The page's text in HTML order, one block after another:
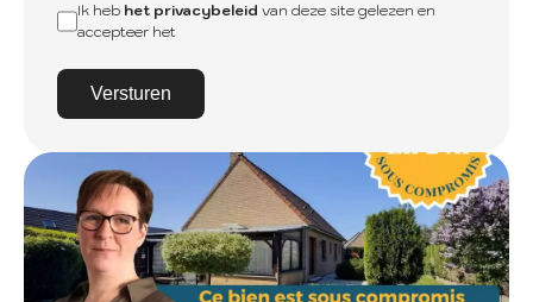
Ik heb het privacybeleid van deze site gelezen en
accepteer het
Versturen